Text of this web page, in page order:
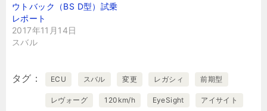
ウトバック（BS D型）試乗
レポート
2017年11月14日
スバル
タグ ECU スバル 変更 レガシィ 前期型
レヴォーグ 120km/h EyeSight アイサイト